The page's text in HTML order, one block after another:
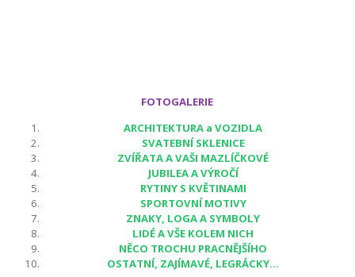
FOTOGALERIE
ARCHITEKTURA a VOZIDLA
SVATEBNÍ SKLENICE
ZVÍŘATA A VAŠI MAZLÍČKOVÉ
JUBILEA A VÝROČÍ
RYTINY S KVĚTINAMI
SPORTOVNÍ MOTIVY
ZNAKY, LOGA A SYMBOLY
LIDÉ A VŠE KOLEM NICH
NĚCO TROCHU PRACNĚJŠÍHO
OSTATNÍ, ZAJÍMAVÉ, LEGRÁCKY...